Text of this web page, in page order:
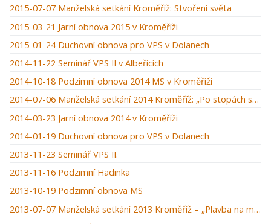
2015-07-07 Manželská setkání Kroměříž: Stvoření světa
2015-03-21 Jarní obnova 2015 v Kroměříži
2015-01-24 Duchovní obnova pro VPS v Dolanech
2014-11-22 Seminář VPS II v Albeřicích
2014-10-18 Podzimní obnova 2014 MS v Kroměříži
2014-07-06 Manželská setkání 2014 Kroměříž: „Po stopách starého zákona“
2014-03-23 Jarní obnova 2014 v Kroměříži
2014-01-19 Duchovní obnova pro VPS v Dolanech
2013-11-23 Seminář VPS II.
2013-11-16 Podzimní Hadinka
2013-10-19 Podzimní obnova MS
2013-07-07 Manželská setkání 2013 Kroměříž – „Plavba na moři“